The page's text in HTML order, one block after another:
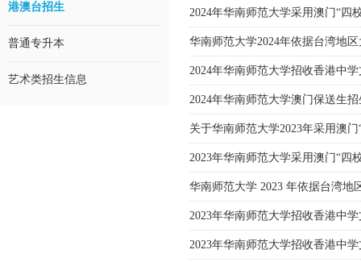
港澳台招生
普通专升本
艺术类招生信息
2024年华南师范大学采用澳门“四
华南师范大学2024年依据台湾地
2024年华南师范大学招收香港中
2024年华南师范大学澳门保送生
关于华南师范大学2023年采用澳
2023年华南师范大学采用澳门“四
华南师范大学 2023 年依据台湾
2023年华南师范大学招收香港中
2023年华南师范大学招收香港中